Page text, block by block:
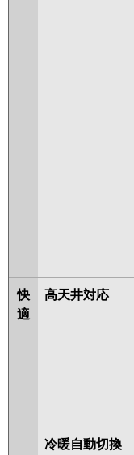
パナソニック
快
適
高天井対応
冷暖自動切換